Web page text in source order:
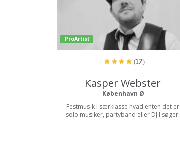
ProArtist
(17)
Kasper Webster
København Ø
Festmusik i særklasse hvad enten det er
solo musiker, partyband eller DJ I søger.